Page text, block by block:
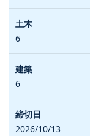
6
6
2026/10/13